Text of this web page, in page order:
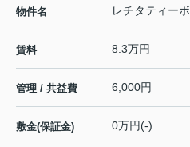
物件名 レチタティーボ
賃料 8.3万円
管理 / 共益費 6,000円
敷金(保証金) 0万円(-)